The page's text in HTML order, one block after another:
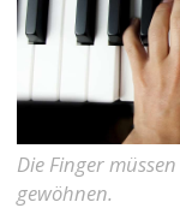
Die Finger
gewöhnen.